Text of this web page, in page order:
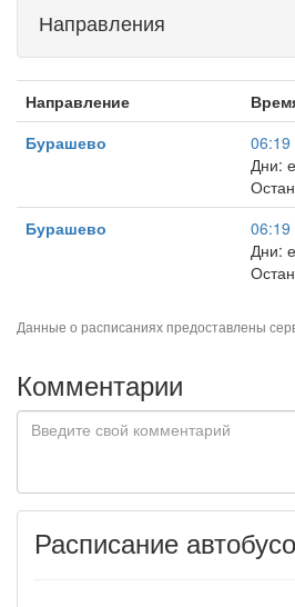
Направления
Направление
Бурашево
06:19
Дни:
Бурашево
06:19
Дни:
Данные о расписаниях предоставлены
Комментарии
Расписание